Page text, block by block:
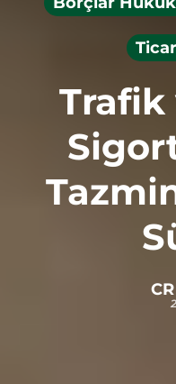
Trafik